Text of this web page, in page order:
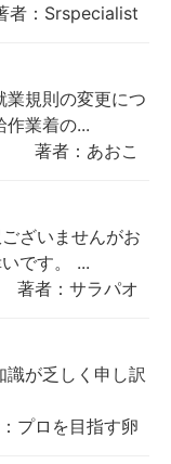
者：Srspecialist
業規則の変更につ
作業着の...
著者：あおこ
ざいませんがお
です。 ...
著者：サラパオ
が乏しく申し訳
プロを目指す卵